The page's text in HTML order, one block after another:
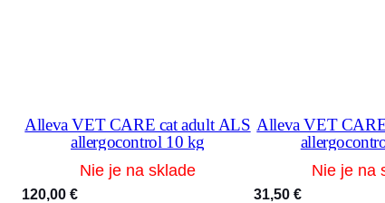
Alleva VET CARE cat adult ALS
allergocontrol 10 kg
Nie je na sklade
120,00 €
Alleva VET
Nie je na
31,50 €